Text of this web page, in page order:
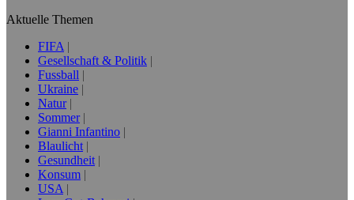
Aktuelle Themen
FIFA
Gesellschaft & Politik
Fussball
Ukraine
Natur
Sommer
Gianni Infantino
Blaulicht
Gesundheit
Konsum
USA